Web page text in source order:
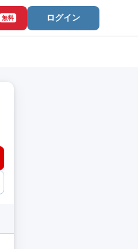
無料 ログイン